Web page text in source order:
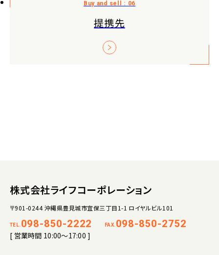
提携先
株式会社ライフコーポレーション
〒901-0244 沖縄県豊見城市宜保三丁目1-1 ロイヤルビル101
TEL. 098-850-2222 FAX. 098-850-2752
[ 営業時間 10:00～17:00 ]